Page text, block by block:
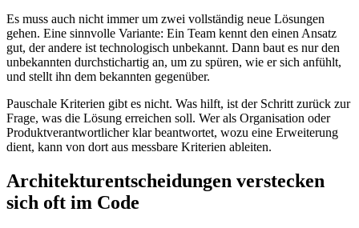
Es muss auch nicht immer um zwei vollständig neue Lösungen
gehen. Eine sinnvolle Variante: Ein Team kennt den einen Ansatz
gut, der andere ist technologisch unbekannt. Dann baut es nur den
unbekannten durchstichartig an, um zu spüren, wie er sich anfühlt,
und stellt ihn dem bekannten gegenüber.
Pauschale Kriterien gibt es nicht. Was hilft, ist der Schritt zurück zur
Frage, was die Lösung erreichen soll. Wer als Organisation oder
Produktverantwortlicher klar beantwortet, wozu eine Erweiterung
dient, kann von dort aus messbare Kriterien ableiten.
Architekturentscheidungen verstecken
sich oft im Code